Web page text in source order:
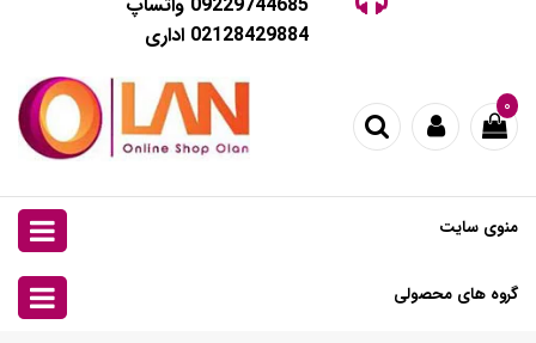
02128429884 اداری
۰
منوی سایت
گروه های محصولی